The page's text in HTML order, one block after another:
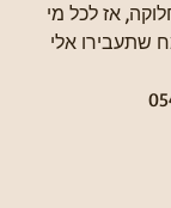
אז לכל מי
שתעבירו אלי